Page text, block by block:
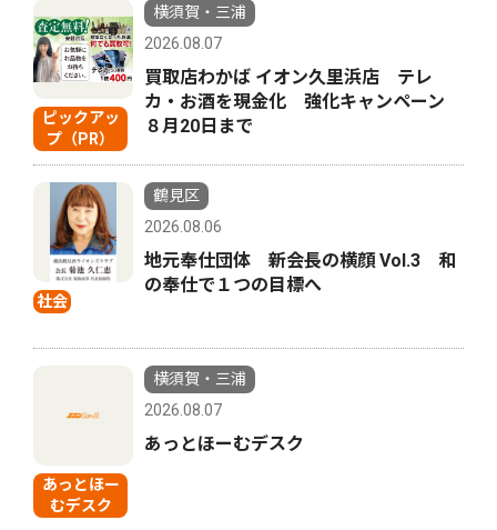
ピックアッ
プ（PR）
横須賀・三浦
2026.08.07
買取店わかば イオン久里浜店 テレ
カ・お酒を現金化 強化キャンペーン
８月20日まで
社会
鶴見区
2026.08.06
地元奉仕団体 新会長の横顔 Vol.3 和
の奉仕で１つの目標へ
あっとほー
むデスク
横須賀・三浦
2026.08.07
あっとほーむデスク